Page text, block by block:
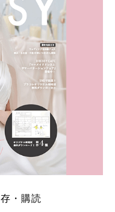
で候補を絞れる「ウェディ
験型 […]
続きを読む
・購読